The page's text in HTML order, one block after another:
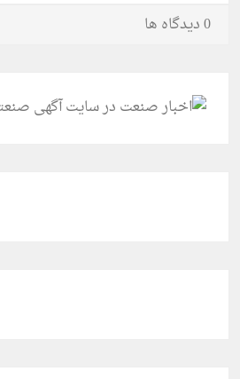
0 دیدگاه ها